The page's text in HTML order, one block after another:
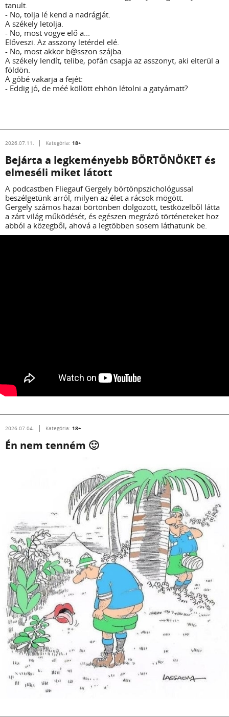
tanult.
- No, tolja lé kend a nadrágját.
A székely letolja.
- No, most vögye elő a...
Előveszi. Az asszony letérdel elé.
- No, most akkor b@sszon szájba.
A székely lendít, telibe, pofán csapja az asszonyt, aki elterül a
földön.
A góbé vakarja a fejét:
- Eddig jó, de méé köllött ehhön létolni a gatyámatt?
2026.07.11. Kategória: 18+
Bejárta a legkeményebb BÖRTÖNÖKET és
elmeséli miket látott
A podcastben Fliegauf Gergely börtönpszichológussal
beszélgetünk arról, milyen az élet a rácsok mögött.
Gergely számos hazai börtönben dolgozott, testközelből látta
a zárt világ működését, és egészen megrázó történeteket hoz
abból a közegből, ahová a legtöbben sosem láthatunk be.
2026.07.04. Kategória: 18+
Én nem tenném 🙂